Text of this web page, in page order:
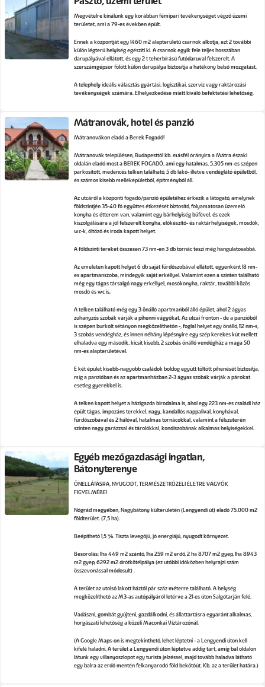
Megvételre kínálunk egy korábban fémipari tevékenységet végző üzemi
területet, ami a 79-es években épült.
Ennek a központját egy 1460 m2 alapterületű csarnok alkotja, ezt 2 további
külön légterű helyiség egészíti ki. A csarnok egyik fele teljes hosszában
darupályával ellátott, és egy 2 t teherbírású futódaruval felszerelt. A
szerszámgépsor fölött külön darupálya biztosítja a hatékony belső mozgatást.
A telephely ideális választás gyártási, logisztikai, szerviz vagy raktározási
tevékenységek számára. Elhelyezkedése miatt kiváló befektetési lehetőség.
Mátranovák, hotel és panzió
Mátranovákon eladó a Berek Fogadó!
Mátranovák településen, Budapesttől kb. másfél órányira a Mátra északi
oldalán eladó most a BEREK FOGADÓ, ami egy hatalmas, 5.305 nm-es szépen
parkosított, medencés telken található, 5 db lakó- illetve vendéglátó épületből,
és számos kisebb melléképületből, építményből áll.
Az utcáról a központi fogadó/panzió épületéhez érkezik a látogató, amelynek
földszintjén 35-40 fő együttes étkezését biztosító, folyamatosan üzemelő
konyha és étterem van, valamint egy bárhelyiség büfével, és ezek
kiszolgálására a jól felszerelt konyha, előkészítő- és raktárhelyiségek, mosdók,
wc-k, öltöző és iroda kapott helyet.
A földszinti tereket összesen 73 nm-en 3 db tornác teszi még hangulatosabbá.
Az emeleten kapott helyet 6 db saját fürdőszobával ellátott, egyenként 18 nm-
es apartmanszoba, mindegyik saját erkéllyel. Valamint ezen a szinten található
még egy tágas társalgó nagy erkéllyel, mosókonyha, raktár, további közös
mosdó és wc is.
A telken található még egy 3 önálló apartmanból álló épület, ahol 2 ágyas
zuhanyzós szobák várják a pihenni vágyókat. Az utcai fronton - de a panzióból
is szépen burkolt sétányon megközelíthetőn -, foglal helyet egy önálló, 112 nm-s,
3 szobás vendégház, és innen néhány lépésnyire egy szép kerekes kút mellett
elhaladva egy második, kicsit kisebb, 2 szobás önálló vendégház a maga 50
nm-es alapterületével.
E két épület kisebb-nagyobb családok boldog együtt töltött pihenését biztosítja,
míg a panzióban és az apartmanházban 2-3 ágyas szobák várják a párokat
esetleg gyerekkel is.
A telken kapott helyet a házigazda birodalma is, ahol egy 223 nm-es családi ház
épült tágas, impozáns terekkel, nagy, kandallós nappalival, konyhával,
fürdőszobával és 2 hálóval, hatalmas tornácokkal, valamint a félszuterén
szinten nagy garázzsal és tárolókkal, kondiszobának alkalmas helyiségekkel.
Egyéb mezőgazdasági ingatlan,
Bátonyterenye
ÖNELLÁTÁSRA, NYUGODT, TERMÉSZETKÖZELI ÉLETRE VÁGYÓK
FIGYELMÉBE!
Nógrád megyében, Nagybátony külterületén (Lengyendi út) eladó 75.000 m2
földterület. (7,5 ha).
Beépíthető 1,5 %. Tiszta levegőjű, jó energiájú, nyugodt környezet.
Besorolás: 1ha 449 m2 szántó, 1ha 259 m2 erdő, 2 ha 8707 m2 gyep, 1ha 8943
m2 gyep, 6292 m2 drótkötélpálya (ez utóbbi időközben helyrajzi szám
összevonással módosult) .
A terület az utolsó lakott háztól pár száz méterre található. A helység
megközelíthető az M3-as autópályáról letérve a 21-es úton Salgótarján felé.
Vadászni, gombát gyűjteni, gazdálkodni, és állattartásra egyaránt alkalmas,
horgászati lehetőség a közeli Maconkai Víztározónál.
(A Google Maps-on is megtekinthető, lehet léptetni - a Lengyendi úton kell
kifelé haladni. A terület a Lengyendi úton léptetve addig tart, amíg bal oldalon
látunk egy villanyoszlopot egy turista jelzéssel, majd tovább haladva látható
egy balra az erdő mentén felkanyarodó föld bekötőút. Kb. az a terület határa.)